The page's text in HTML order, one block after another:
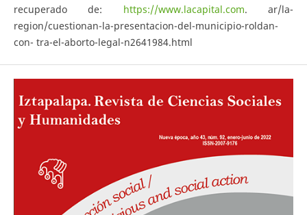
recuperado de: https://www.lacapital.com. ar/la-
region/cuestionan-la-presentacion-del-municipio-roldan-
con- tra-el-aborto-legal-n2641984.html